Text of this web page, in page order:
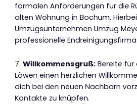
formalen Anforderungen für die
alten Wohnung in Bochum.
Umzugsunternehmen Umzug
professionelle
7. Willkommensgruß: Bereite für
Löwen einen herzlichen
dich bei den neuen Nachbarn
Kontakte zu knüpfen.